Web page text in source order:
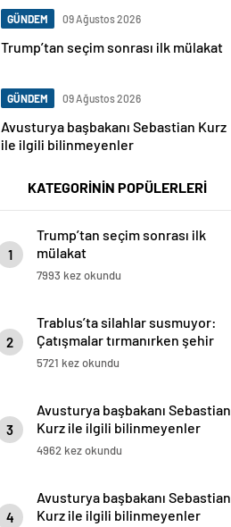
GÜNDEM 09 Ağustos 2026
Trump’tan seçim sonrası ilk mülakat
GÜNDEM 09 Ağustos 2026
Avusturya başbakanı Sebastian Kurz
ile ilgili bilinmeyenler
KATEGORİNİN POPÜLERLERİ
1
Trump’tan seçim sonrası ilk
mülakat
7993 kez okundu
2
Trablus’ta silahlar susmuyor:
Çatışmalar tırmanırken şehir
alarmda
5721 kez okundu
3
Avusturya başbakanı Sebastian
Kurz ile ilgili bilinmeyenler
4962 kez okundu
4
Avusturya başbakanı Sebastian
Kurz ile ilgili bilinmeyenler